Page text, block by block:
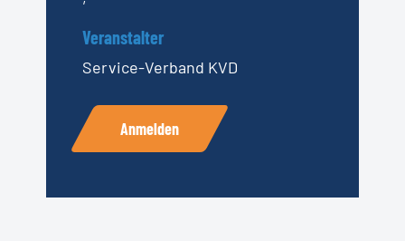
Veranstalter
Service-Verband KVD
Anmelden